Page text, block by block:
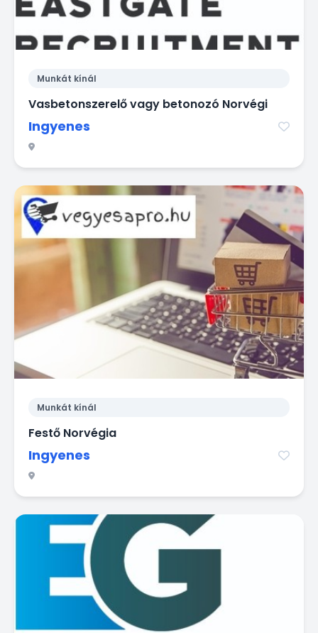
Munkát kínál
Vasbetonszerelő vagy betonozó Norvégi
Ingyenes
Munkát kínál
Festő Norvégia
Ingyenes